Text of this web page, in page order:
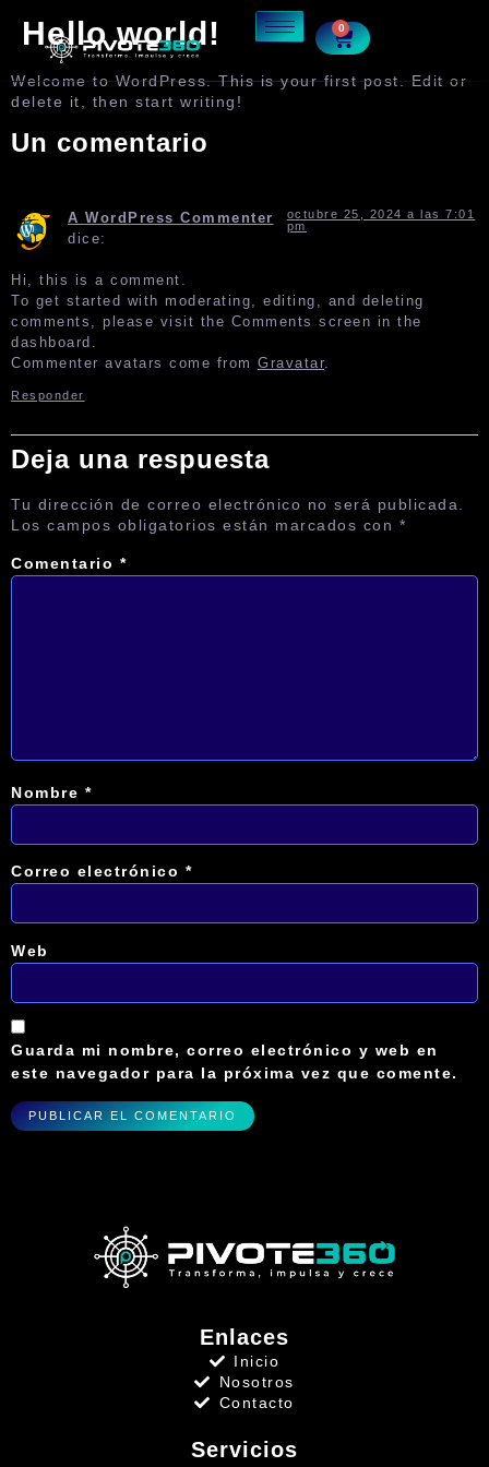
0
Hello world!
Welcome to WordPress. This is your first post. Edit or
delete it, then start writing!
Un comentario
A WordPress Commenter
dice:
octubre 25, 2024 a las 7:01
pm
Hi, this is a comment.
To get started with moderating, editing, and deleting
comments, please visit the Comments screen in the
dashboard.
Commenter avatars come from Gravatar
Responder
Deja una respuesta
Tu dirección de correo electrónico no será publicada.
Los campos obligatorios están marcados con *
Comentario *
Nombre *
Correo electrónico *
Web
Guarda mi nombre, correo electrónico y web en
este navegador para la próxima vez que comente.
Enlaces
Inicio
Nosotros
Contacto
Servicios